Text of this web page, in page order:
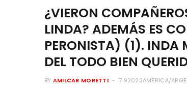
¿VIERON
LINDA? ADEMÁS ES
PERONISTA) (1).
DEL TODO BIEN
BY AMILCAR MORETTI 7 92023AMERICA/